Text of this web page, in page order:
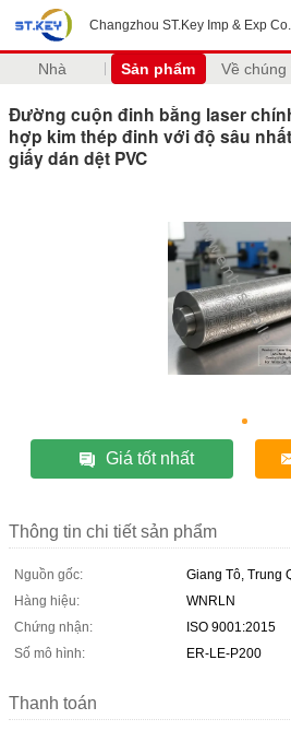
Changzhou ST.Key Imp & Exp
Nhà Sản phẩm Về chúng
Đường cuộn đinh bằng laser
hợp kim thép đinh với độ sâu
giấy dán dệt PVC
Giá tốt nhất
Thông tin chi tiết sản phẩm
Nguồn gốc:
Giang Tô, Trung
Hàng hiệu:
WNRLN
Chứng nhận:
ISO 9001:2015
Số mô hình:
ER-LE-P200
Thanh toán